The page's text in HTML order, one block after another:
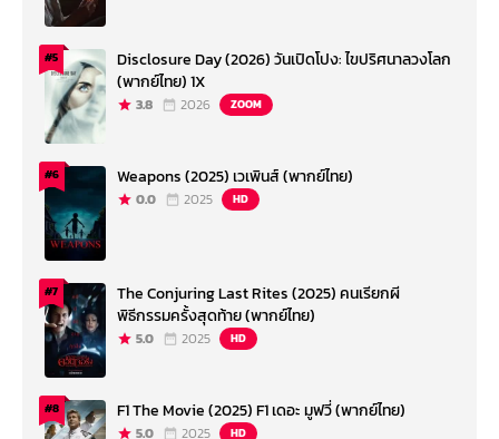
#5
Disclosure Day (2026) วันเปิดโปง: ไขปริศนาลวงโลก
(พากย์ไทย) 1X
3.8 2026 ZOOM
#6 Weapons (2025) เวเพินส์ (พากย์ไทย)
0.0 2025 HD
#7
The Conjuring Last Rites (2025) คนเรียกผี
พิธีกรรมครั้งสุดท้าย (พากย์ไทย)
5.0 2025 HD
#8 F1 The Movie (2025) F1 เดอะ มูฟวี่ (พากย์ไทย)
5.0 2025 HD